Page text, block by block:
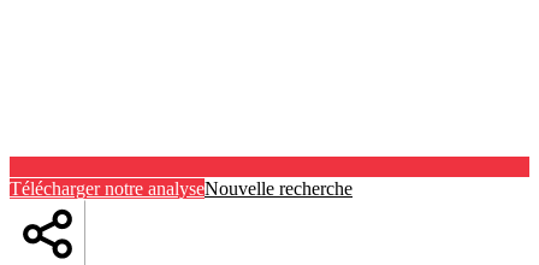
Télécharger notre analyseNouvelle recherche